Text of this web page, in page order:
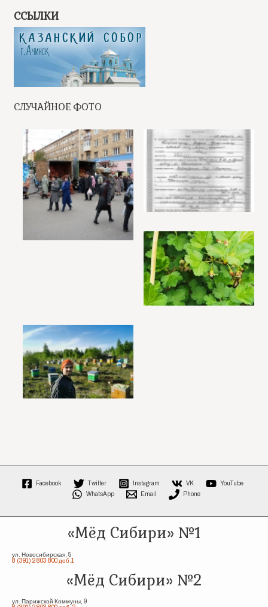
ССЫЛКИ
СЛУЧАЙНОЕ ФОТО
Facebook Twitter Instagram VK
YouTube
WhatsApp
Email Phone
«Мёд Сибири» №1
ул. Новосибирская, 5
8 (391) 2 803 800 доб.1
«Мёд Сибири» №2
ул. Парижской Коммуны, 9